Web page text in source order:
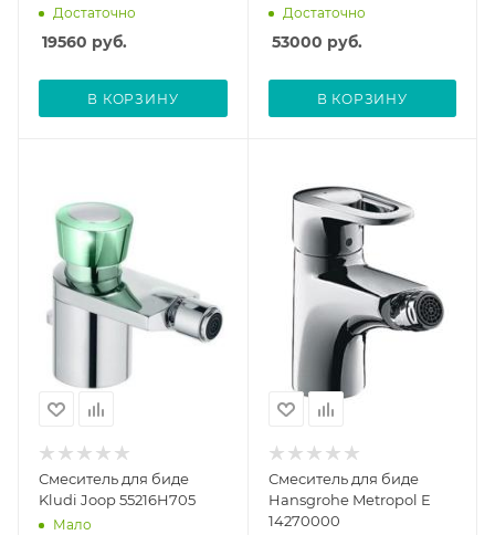
Достаточно
19560 руб.
В КОРЗИНУ
Достаточно
53000 руб.
В КОРЗИНУ
Смеситель для биде
Kludi Joop 55216H705
Мало
Смеситель для биде
Hansgrohe Metropol E
14270000